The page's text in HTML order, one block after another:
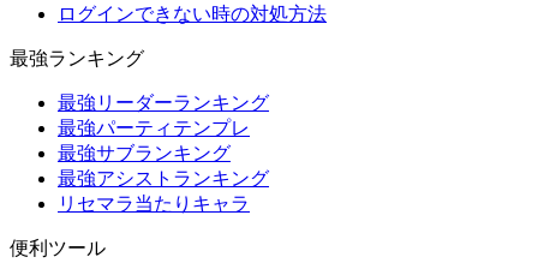
ログインできない時の対処方法
最強ランキング
最強リーダーランキング
最強パーティテンプレ
最強サブランキング
最強アシストランキング
リセマラ当たりキャラ
便利ツール